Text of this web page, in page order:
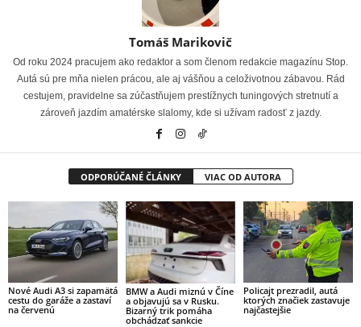
Tomáš Marikovič
Od roku 2024 pracujem ako redaktor a som členom redakcie magazínu Stop.
Autá sú pre mňa nielen prácou, ale aj vášňou a celoživotnou zábavou. Rád
cestujem, pravidelne sa zúčastňujem prestížnych tuningových stretnutí a
zároveň jazdím amatérske slalomy, kde si užívam radosť z jazdy.
ODPORÚČANÉ ČLÁNKY VIAC OD AUTORA
Nové Audi A3 si zapamätá
cestu do garáže a zastaví
na červenú
BMW a Audi miznú v Číne
a objavujú sa v Rusku.
Bizarný trik pomáha
obchádzať sankcie
Policajt prezradil, autá
ktorých značiek zastavuje
najčastejšie